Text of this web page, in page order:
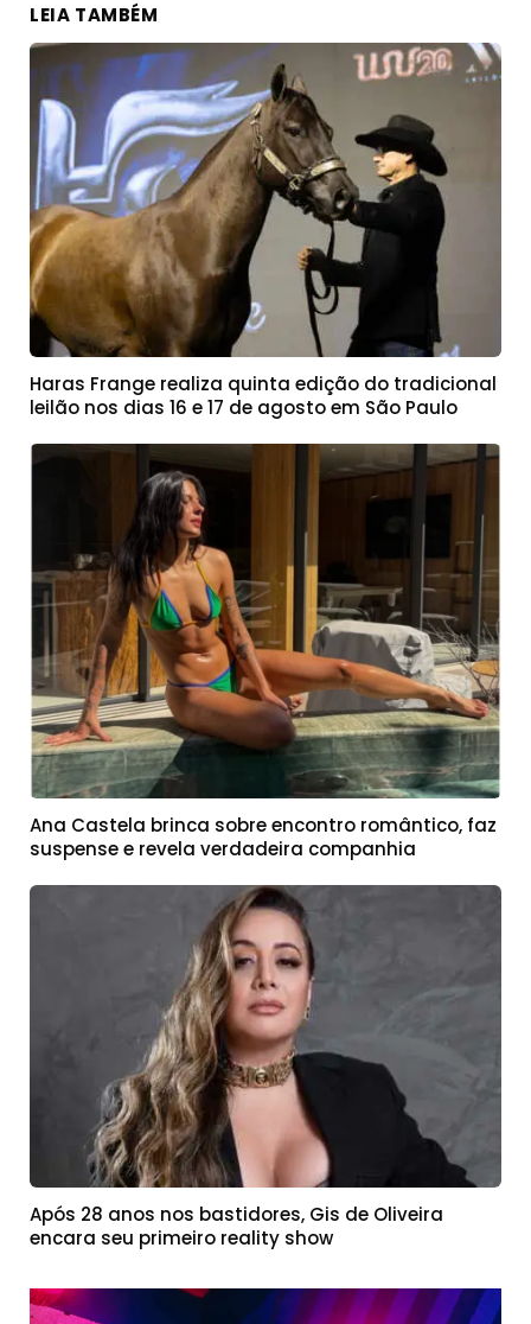
LEIA TAMBÉM
Haras Frange realiza quinta edição do tradicional
leilão nos dias 16 e 17 de agosto em São Paulo
Ana Castela brinca sobre encontro romântico, faz
suspense e revela verdadeira companhia
Após 28 anos nos bastidores, Gis de Oliveira
encara seu primeiro reality show